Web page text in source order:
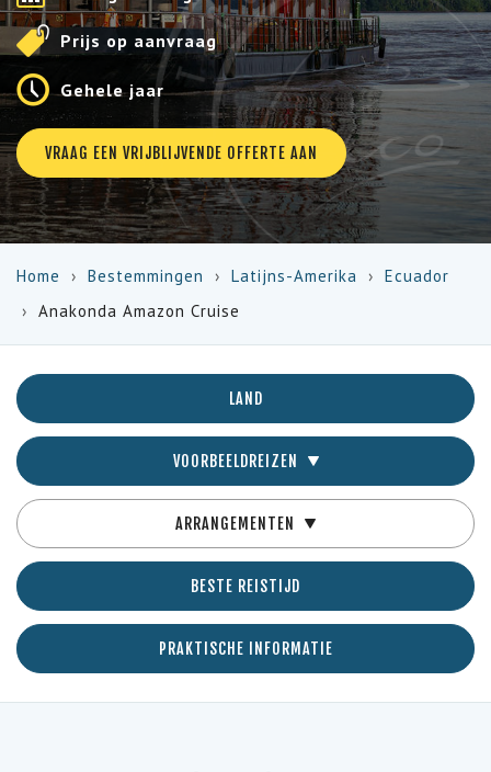
Prijs op aanvraag
Gehele jaar
VRAAG EEN VRIJBLIJVENDE OFFERTE AAN
Home Bestemmingen Latijns-Amerika
Ecuador
Anakonda Amazon Cruise
LAND
VOORBEELDREIZEN
ARRANGEMENTEN
BESTE REISTIJD
PRAKTISCHE INFORMATIE